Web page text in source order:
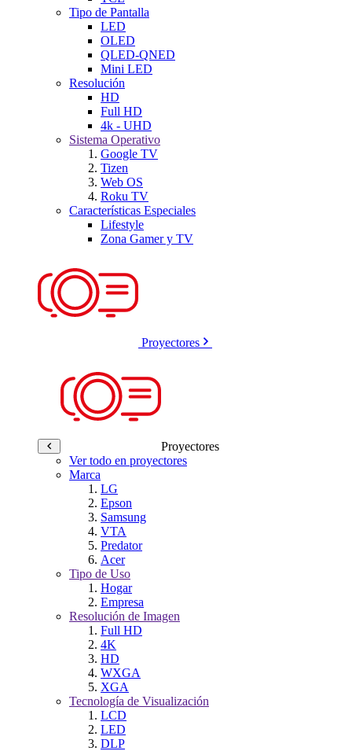
Tipo de Pantalla
LED
OLED
QLED-QNED
Mini LED
Resolución
HD
Full HD
4k - UHD
Sistema Operativo
Google TV
Tizen
Web OS
Roku TV
Características Especiales
Lifestyle
Zona Gamer y TV
Proyectores
Proyectores
Ver todo en proyectores
Marca
LG
Epson
Samsung
VTA
Predator
Acer
Tipo de Uso
Hogar
Empresa
Resolución de Imagen
Full HD
4K
HD
WXGA
XGA
Tecnología de Visualización
LCD
LED
DLP